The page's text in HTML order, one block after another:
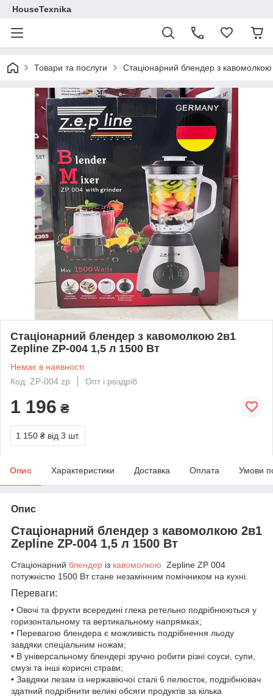
HouseTexnika
Товари та послуги Стаціонарний блендер з
Стаціонарний блендер з кавомолкою 2в1
Zepline ZP-004 1,5 л 1500 Вт
Немає в наявності
Код: ZP-004 zp
Опт і роздріб
1 196 ₴
1 150 ₴ від 3 шт.
Опис Характеристики Доставка Оплата Умови
Опис
Стаціонарний блендер з кавомолкою 2в1
Zepline ZP-004 1,5 л 1500 Вт
Стаціонарний блендер із кавомолкою Zepline ZP 004
потужністю 1500 Вт стане незамінним помічником на кухні.
Переваги:
• Овочі та фрукти всередині глека ретельно подрібнюються у
горизонтальному та вертикальному напрямках;
• Перевагою блендера є можливість подрібнення льоду
завдяки спеціальним ножам;
• В універсальному блендері зручно робити різні соуси, супи,
смузі та інші корисні страви;
• Завдяки лезам із нержавіючої сталі 6 пелюсток, подрібнювач
здатний подрібнити великі обсяги продуктів за кілька